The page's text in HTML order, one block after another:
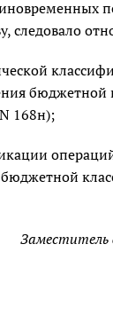
бюджетной
168н);